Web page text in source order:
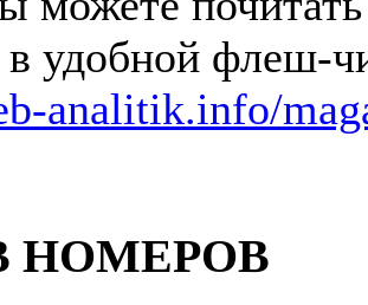
в удобной флеш-
analitik.info/
НОМЕРОВ